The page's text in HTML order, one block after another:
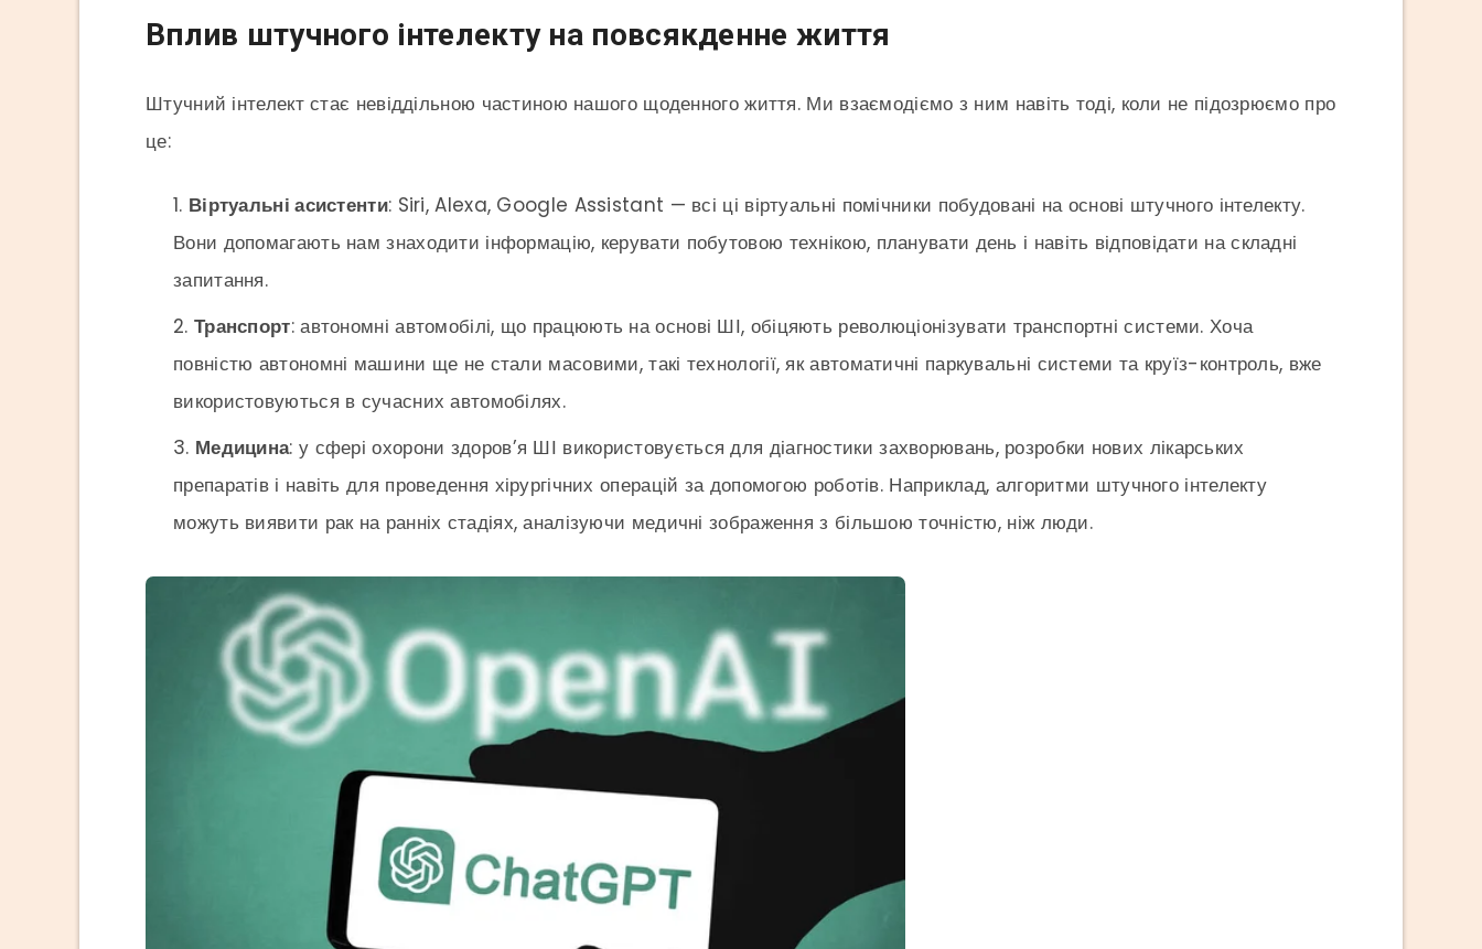
Вплив штучного інтелекту на повсякденне життя
Штучний інтелект стає невіддільною частиною нашого щоденного життя. Ми взаємодіємо з ним навіть тоді, коли не підозрюємо про
це:
Віртуальні асистенти: Siri, Alexa, Google Assistant — всі ці віртуальні помічники побудовані на основі штучного інтелекту.
Вони допомагають нам знаходити інформацію, керувати побутовою технікою, планувати день і навіть відповідати на складні
запитання.
Транспорт: автономні автомобілі, що працюють на основі ШІ, обіцяють революціонізувати транспортні системи. Хоча
повністю автономні машини ще не стали масовими, такі технології, як автоматичні паркувальні системи та круїз-контроль, вже
використовуються в сучасних автомобілях.
Медицина: у сфері охорони здоров’я ШІ використовується для діагностики захворювань, розробки нових лікарських
препаратів і навіть для проведення хірургічних операцій за допомогою роботів. Наприклад, алгоритми штучного інтелекту
можуть виявити рак на ранніх стадіях, аналізуючи медичні зображення з більшою точністю, ніж люди.